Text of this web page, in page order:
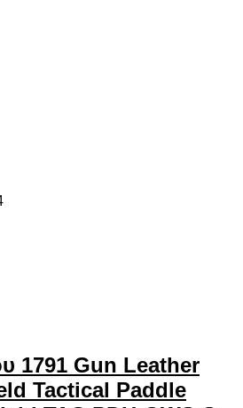
1791 Gun Leather
Tactical Paddle